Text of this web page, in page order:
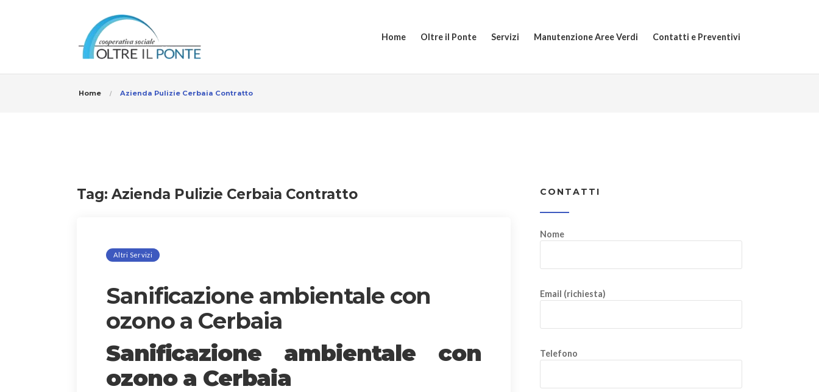
Home Oltre il Ponte Servizi Manutenzione Aree Verdi Contatti e Preventivi
Home Azienda Pulizie Cerbaia Contratto
Tag: Azienda Pulizie Cerbaia Contratto
Altri Servizi
Sanificazione ambientale con
ozono a Cerbaia
Sanificazione ambientale con
ozono a Cerbaia
CONTATTI
Nome
Email (richiesta)
Telefono